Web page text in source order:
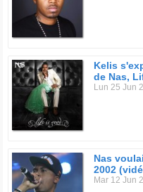
Kelis
de Nas,
Lun 25 Jun
Nas
2002
Mar 12 Jun